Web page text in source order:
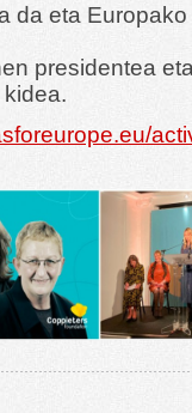
da eta
presidentea